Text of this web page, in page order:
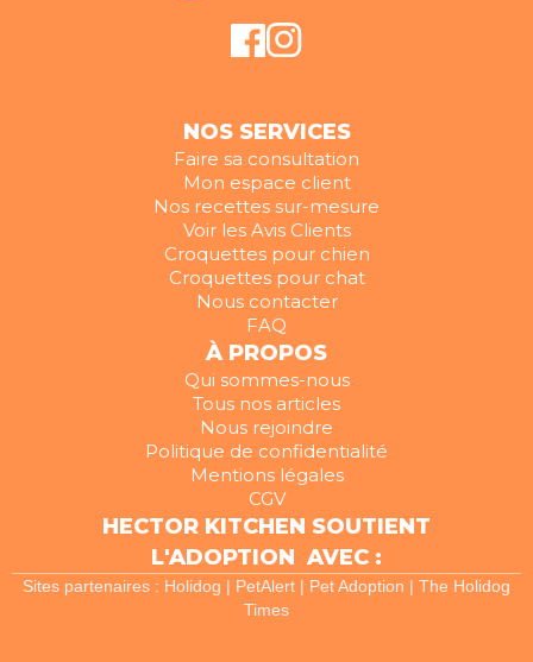
NOS SERVICES
Faire sa consultation
Mon espace client
Nos recettes sur-mesure
Voir les Avis Clients
Croquettes pour chien
Croquettes pour chat
Nous contacter
FAQ
À PROPOS
Qui sommes-nous
Tous nos articles
Nous rejoindre
Politique de confidentialité
Mentions légales
CGV
HECTOR KITCHEN SOUTIENT
L'ADOPTION AVEC :
Sites partenaires : Holidog | PetAlert | Pet Adoption | The Holidog
Times